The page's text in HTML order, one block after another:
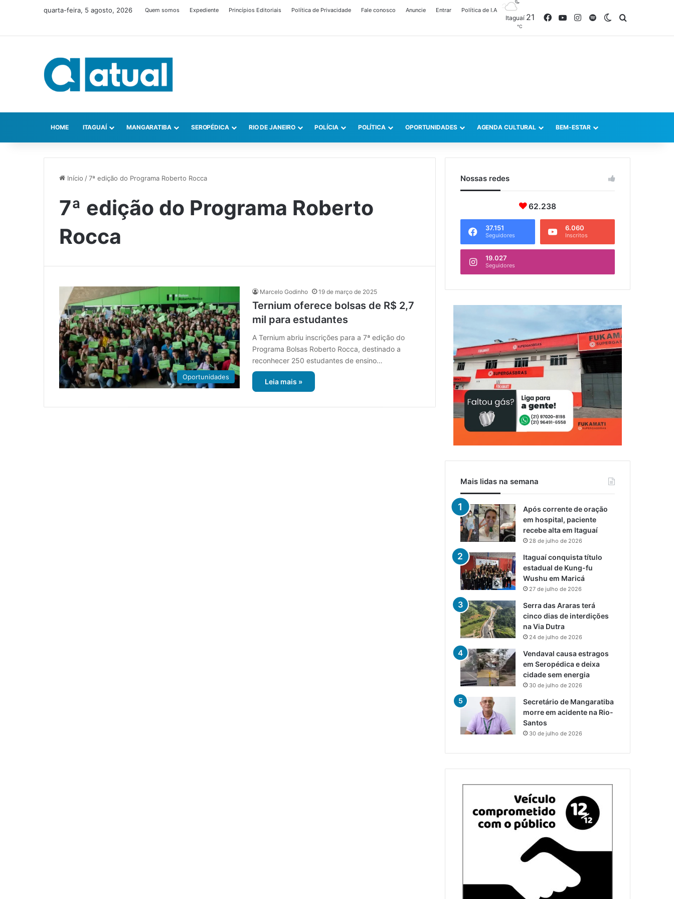
quarta-feira, 5 agosto, 2026 Quem somos Expediente Princípios Editoriais Política de Privacidade Fale conosco Anuncie Entrar Política de I.A
Itaguaí 21
℃
FacebookYouTubeInstagram
SpotifySwitch skin
HOME ITAGUAÍ MANGARATIBA SEROPÉDICA RIO DE JANEIRO POLÍCIA POLÍTICA OPORTUNIDADES AGENDA CULTURAL BEM-ESTAR
Início /7ª edição do Programa Roberto Rocca
7ª edição do Programa Roberto
Rocca
Oportunidades
Marcelo Godinho 19 de março de 2025
Ternium oferece bolsas de R$ 2,7
mil para estudantes
A Ternium abriu inscrições para a 7ª edição do
Programa Bolsas Roberto Rocca, destinado a
reconhecer 250 estudantes de ensino…
Leia mais »
Nossas redes
62.238
37.151
Seguidores
6.060
Inscritos
19.027
Seguidores
Mais lidas na semana
Após corrente de oração
em hospital, paciente
recebe alta em Itaguaí
28 de julho de 2026
Itaguaí conquista título
estadual de Kung-fu
Wushu em Maricá
27 de julho de 2026
Serra das Araras terá
cinco dias de interdições
na Via Dutra
24 de julho de 2026
Vendaval causa estragos
em Seropédica e deixa
cidade sem energia
30 de julho de 2026
Secretário de Mangaratiba
morre em acidente na Rio-
Santos
30 de julho de 2026